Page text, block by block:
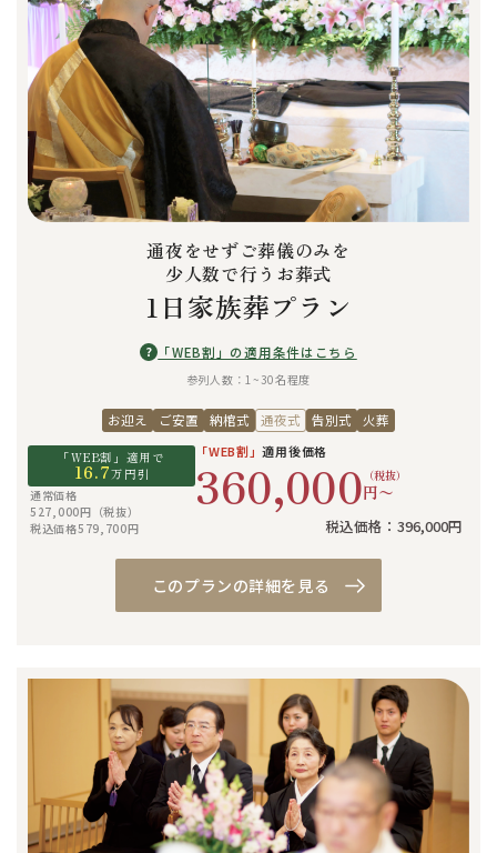
通夜をせずご葬儀のみを
少人数で行うお葬式
1日家族葬プラン
? 「WEB割」の適用条件はこちら
参列人数：1~30名程度
お迎え ご安置 納棺式 通夜式 告別式 火葬
「WEB割」適用で
16.7万円引
通常価格
527,000円（税抜）
税込価格579,700円
「WEB割」適用後価格
360,000 （税抜）
円〜
税込価格：396,000円
このプランの詳細を見る